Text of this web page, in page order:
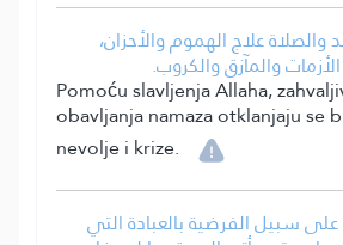
والصلاة علاج الهموم والأحزان،
والمآزق والكروب.
Pomoću slavljenja Allaha,
obavljanja namaza otklanjaju se
nevolje i krize.
سبيل الفرضية بالعبادة التي